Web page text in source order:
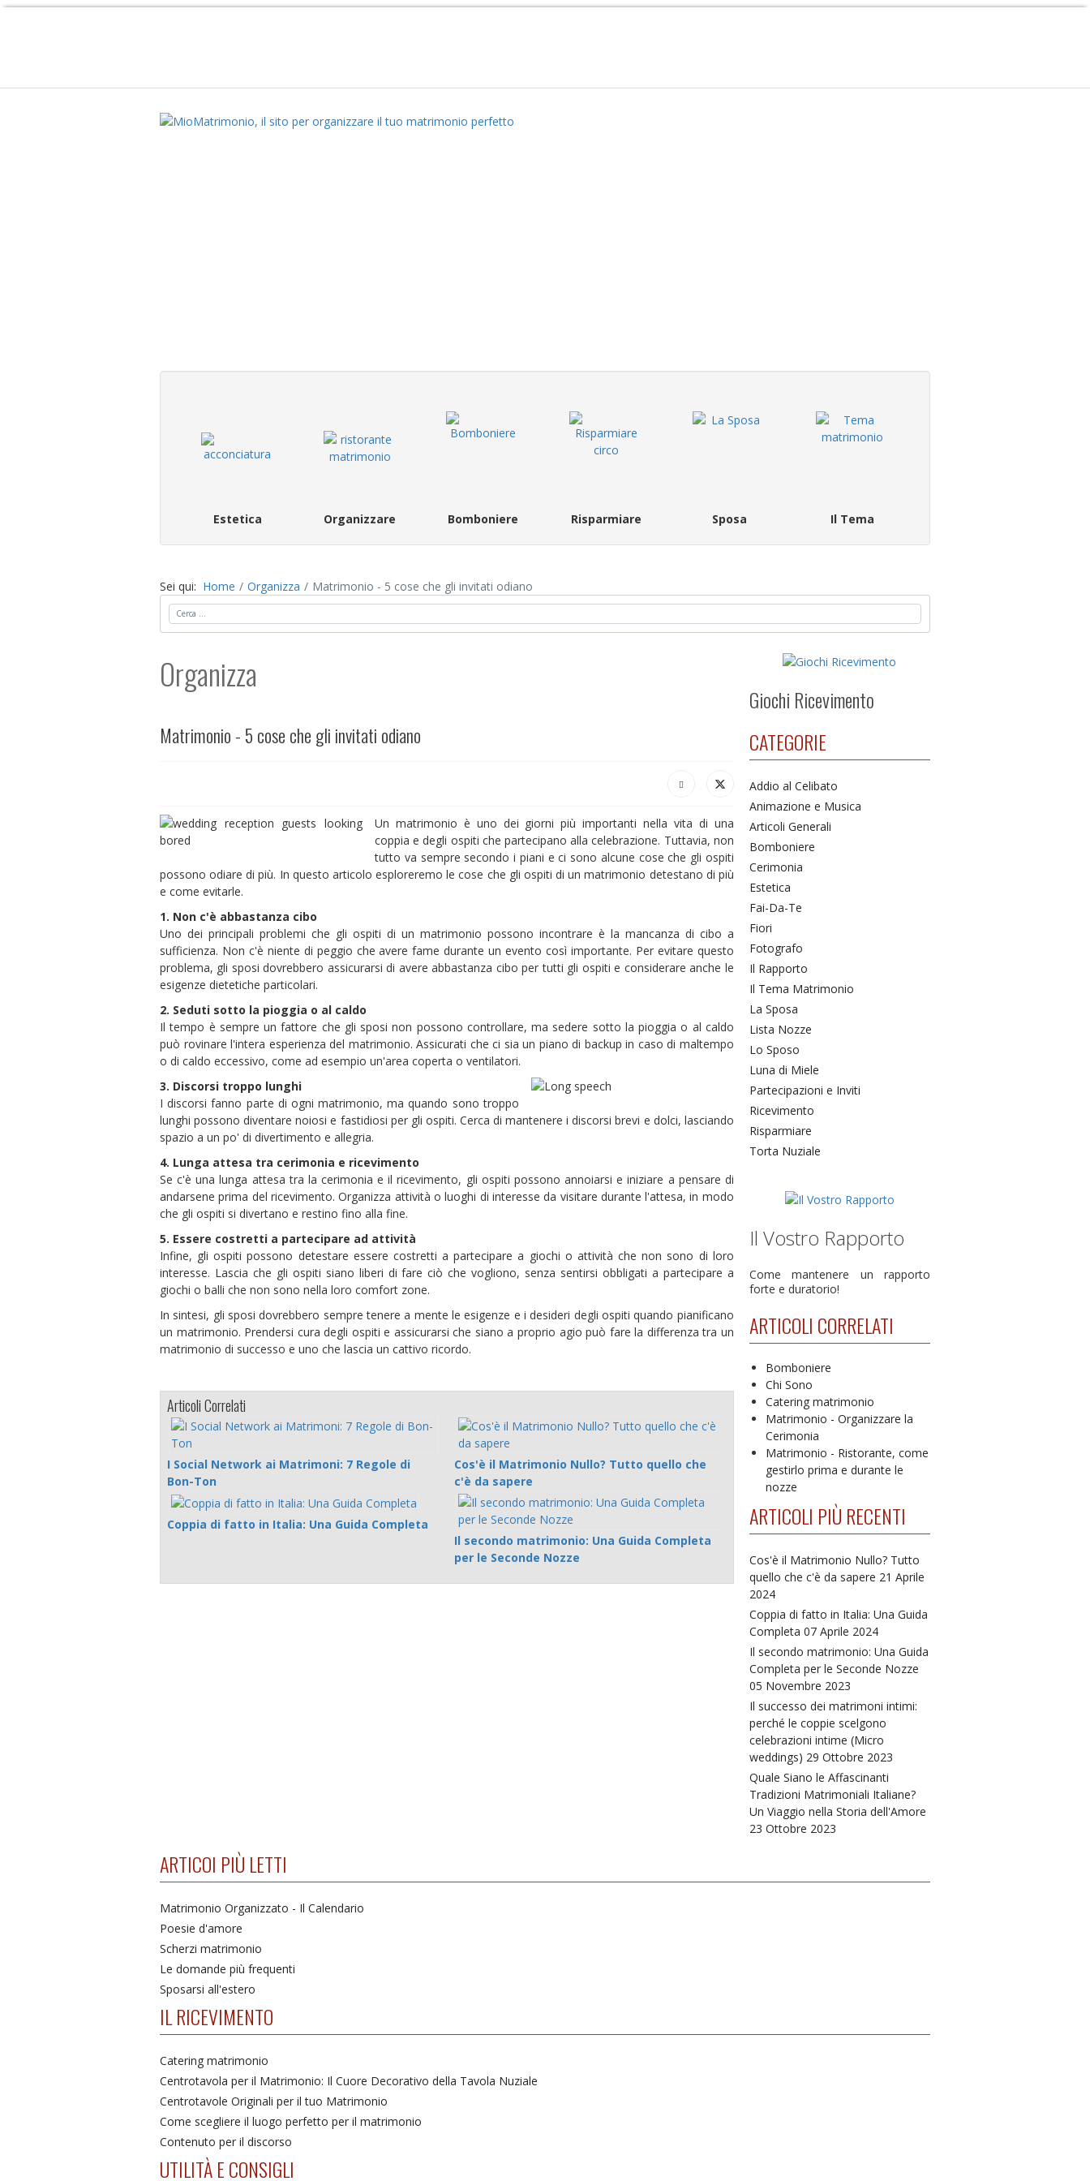
Estetica Organizzare Bomboniere Risparmiare Sposa Il Tema
Sei qui: Home Organizza
Matrimonio - 5 cose che gli invitati odiano
Cerca
Organizza
Matrimonio - 5 cose che gli invitati odiano
Un matrimonio è uno dei giorni più importanti nella vita di una
coppia e degli ospiti che partecipano alla celebrazione. Tuttavia, non
tutto va sempre secondo i piani e ci sono alcune cose che gli ospiti
possono odiare di più. In questo articolo esploreremo le cose che gli ospiti di un matrimonio detestano di più
e come evitarle.
1. Non c'è abbastanza cibo
Uno dei principali problemi che gli ospiti di un matrimonio possono incontrare è la mancanza di cibo a
sufficienza. Non c'è niente di peggio che avere fame durante un evento così importante. Per evitare questo
problema, gli sposi dovrebbero assicurarsi di avere abbastanza cibo per tutti gli ospiti e considerare anche le
esigenze dietetiche particolari.
2. Seduti sotto la pioggia o al caldo
Il tempo è sempre un fattore che gli sposi non possono controllare, ma sedere sotto la pioggia o al caldo
può rovinare l'intera esperienza del matrimonio. Assicurati che ci sia un piano di backup in caso di maltempo
o di caldo eccessivo, come ad esempio un'area coperta o ventilatori.
3. Discorsi troppo lunghi
I discorsi fanno parte di ogni matrimonio, ma quando sono troppo
lunghi possono diventare noiosi e fastidiosi per gli ospiti. Cerca di mantenere i discorsi brevi e dolci, lasciando
spazio a un po' di divertimento e allegria.
4. Lunga attesa tra cerimonia e ricevimento
Se c'è una lunga attesa tra la cerimonia e il ricevimento, gli ospiti possono annoiarsi e iniziare a pensare di
andarsene prima del ricevimento. Organizza attività o luoghi di interesse da visitare durante l'attesa, in modo
che gli ospiti si divertano e restino fino alla fine.
5. Essere costretti a partecipare ad attività
Infine, gli ospiti possono detestare essere costretti a partecipare a giochi o attività che non sono di loro
interesse. Lascia che gli ospiti siano liberi di fare ciò che vogliono, senza sentirsi obbligati a partecipare a
giochi o balli che non sono nella loro comfort zone.
In sintesi, gli sposi dovrebbero sempre tenere a mente le esigenze e i desideri degli ospiti quando pianificano
un matrimonio. Prendersi cura degli ospiti e assicurarsi che siano a proprio agio può fare la differenza tra un
matrimonio di successo e uno che lascia un cattivo ricordo.
Articoli Correlati
I Social Network ai Matrimoni: 7 Regole di
Bon-Ton
Cos'è il Matrimonio Nullo? Tutto quello che
c'è da sapere
Coppia di fatto in Italia: Una Guida Completa
Il secondo matrimonio: Una Guida Completa
per le Seconde Nozze
Giochi Ricevimento
CATEGORIE
Addio al Celibato
Animazione e Musica
Articoli Generali
Bomboniere
Cerimonia
Estetica
Fai-Da-Te
Fiori
Fotografo
Il Rapporto
Il Tema Matrimonio
La Sposa
Lista Nozze
Lo Sposo
Luna di Miele
Partecipazioni e Inviti
Ricevimento
Risparmiare
Torta Nuziale
Il Vostro Rapporto
Come mantenere un rapporto
forte e duratorio!
ARTICOLI CORRELATI
Bomboniere
Chi Sono
Catering matrimonio
Matrimonio - Organizzare la
Cerimonia
Matrimonio - Ristorante, come
gestirlo prima e durante le
nozze
ARTICOLI PIÙ RECENTI
Cos'è il Matrimonio Nullo? Tutto
quello che c'è da sapere 21 Aprile
2024
Coppia di fatto in Italia: Una Guida
Completa 07 Aprile 2024
Il secondo matrimonio: Una Guida
Completa per le Seconde Nozze
05 Novembre 2023
Il successo dei matrimoni intimi:
perché le coppie scelgono
celebrazioni intime (Micro
weddings) 29 Ottobre 2023
Quale Siano le Affascinanti
Tradizioni Matrimoniali Italiane?
Un Viaggio nella Storia dell'Amore
23 Ottobre 2023
ARTICOI PIÙ LETTI
Matrimonio Organizzato - Il Calendario
Poesie d'amore
Scherzi matrimonio
Le domande più frequenti
Sposarsi all'estero
IL RICEVIMENTO
Catering matrimonio
Centrotavola per il Matrimonio: Il Cuore Decorativo della Tavola Nuziale
Centrotavole Originali per il tuo Matrimonio
Come scegliere il luogo perfetto per il matrimonio
Contenuto per il discorso
UTILITÀ E CONSIGLI